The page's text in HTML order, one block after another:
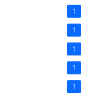
1
1
1
1
1